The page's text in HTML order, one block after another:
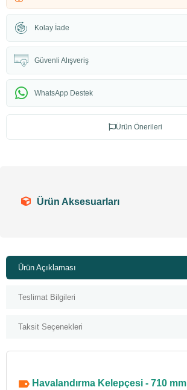
Kolay İade
Güvenli Alışveriş
WhatsApp Destek
Ürün Önerileri
Ürün Aksesuarları
Ürün Açıklaması
Teslimat Bilgileri
Taksit Seçenekleri
Havalandırma Kelepçesi - 710 mm